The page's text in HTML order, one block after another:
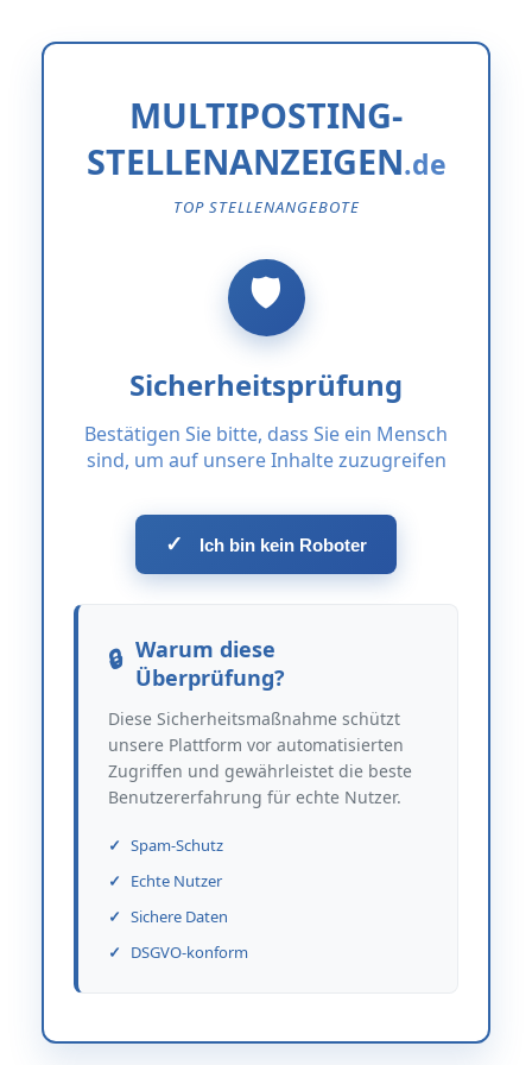
MULTIPOSTING-
STELLENANZEIGEN
TOP STELLENANGEBOTE
Sicherheitsprüfung
Bestätigen Sie bitte, dass Sie ein Mensch
sind, um auf unsere Inhalte zuzugreifen
✓ Ich bin kein Roboter
Warum diese
Überprüfung?
Diese Sicherheitsmaßnahme schützt
unsere Plattform vor automatisierten
Zugriffen und gewährleistet die beste
Benutzererfahrung für echte Nutzer.
Spam-Schutz
Echte Nutzer
Sichere Daten
DSGVO-konform